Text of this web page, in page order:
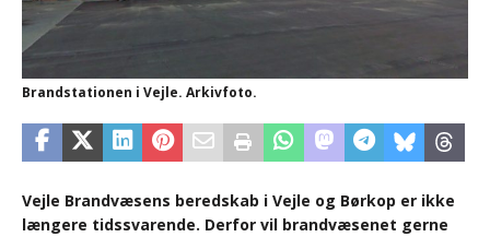
Brandstationen i Vejle. Arkivfoto.
Vejle Brandvæsens beredskab i Vejle og Børkop er ikke
længere tidssvarende. Derfor vil brandvæsenet gerne